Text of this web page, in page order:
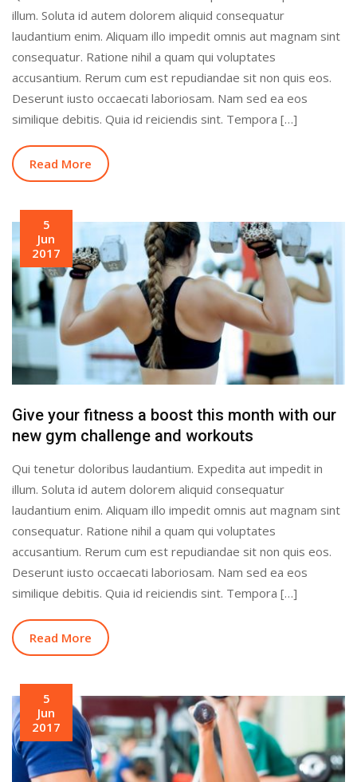
illum. Soluta id autem dolorem aliquid consequatur
laudantium enim. Aliquam illo impedit omnis aut magnam sint
consequatur. Ratione nihil a quam qui voluptates
accusantium. Rerum cum est repudiandae sit non quis eos.
Deserunt iusto occaecati laboriosam. Nam sed ea eos
similique debitis. Quia id reiciendis sint. Tempora […]
Read More
5
Jun
2017
Give your fitness a boost this month with our
new gym challenge and workouts
Qui tenetur doloribus laudantium. Expedita aut impedit in
illum. Soluta id autem dolorem aliquid consequatur
laudantium enim. Aliquam illo impedit omnis aut magnam sint
consequatur. Ratione nihil a quam qui voluptates
accusantium. Rerum cum est repudiandae sit non quis eos.
Deserunt iusto occaecati laboriosam. Nam sed ea eos
similique debitis. Quia id reiciendis sint. Tempora […]
Read More
5
Jun
2017